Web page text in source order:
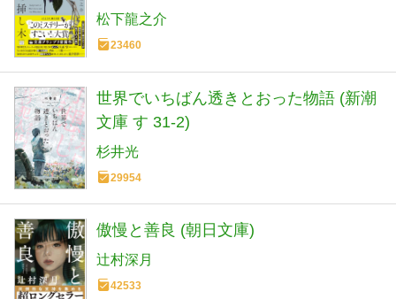
松下龍之介
23460
世界でいちばん透きとおった物語 (新潮
文庫 す 31-2)
杉井光
29954
傲慢と善良 (朝日文庫)
辻村深月
42533